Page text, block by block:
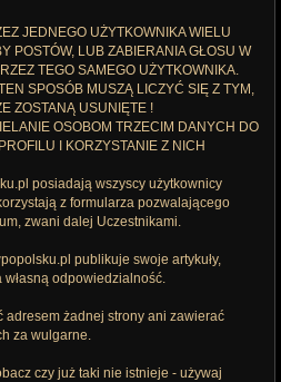
JEDNEGO UŻYTKOWNIKA WIELU
POSTÓW, LUB ZABIERANIA GŁOSU W
TEGO SAMEGO UŻYTKOWNIKA.
SPOSÓB MUSZĄ LICZYĆ SIĘ Z TYM,
ZOSTANĄ USUNIĘTE !
OSOBOM TRZECIM DANYCH DO
I KORZYSTANIE Z NICH
posiadają wszyscy użytkownicy
z formularza pozwalającego
zwani dalej Uczestnikami.
publikuje swoje artykuły,
własną odpowiedzialność.
adresem żadnej strony ani zawierać
za wulgarne.
czy już taki nie istnieje - używaj